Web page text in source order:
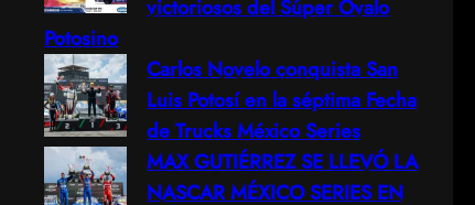
victoriosos del Súper Óvalo
Potosino
Carlos Novelo conquista San
Luis Potosí en la séptima Fecha
de Trucks México Series
MAX GUTIÉRREZ SE LLEVÓ LA
NASCAR MÉXICO SERIES EN